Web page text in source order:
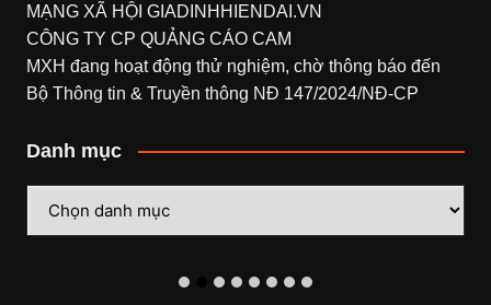
MẠNG XÃ HỘI GIADINHHIENDAI.VN
CÔNG TY CP QUẢNG CÁO CAM
MXH đang hoạt động thử nghiệm, chờ thông báo đến
Bộ Thông tin & Truyền thông NĐ 147/2024/NĐ-CP
Danh mục
mục